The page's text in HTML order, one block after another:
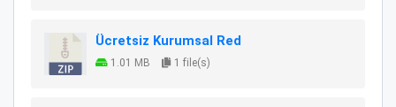
Ücretsiz Kurumsal Red
1.01 MB 1 file(s)